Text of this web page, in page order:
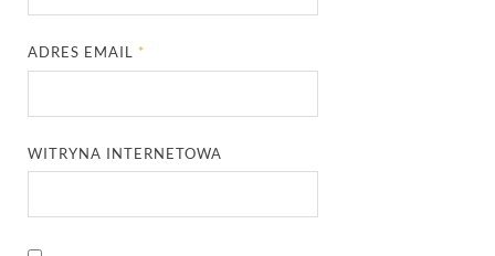
ADRES EMAIL*
WITRYNA INTERNETOWA